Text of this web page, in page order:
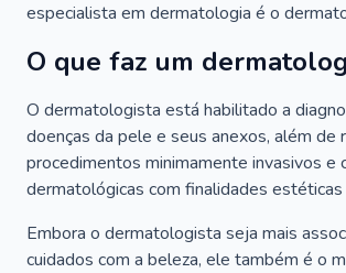
especialista em dermatologia é o
O que faz um
O dermatologista está habilitado a
doenças da pele e seus anexos, além de
procedimentos minimamente invasivos e
dermatológicas com finalidades
Embora o dermatologista seja mais
cuidados com a beleza, ele também é o